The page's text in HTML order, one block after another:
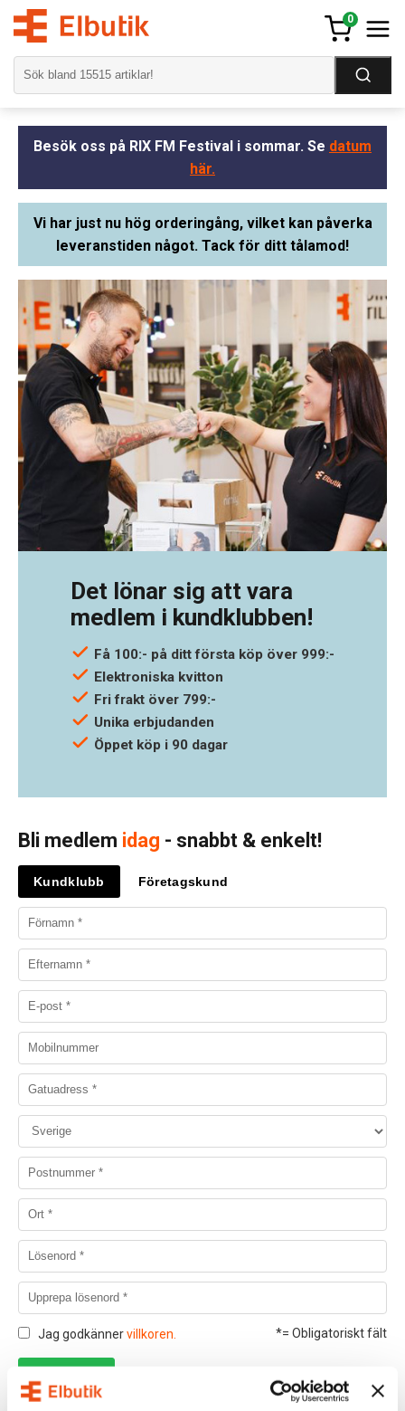
0
Besök oss på RIX FM Festival i sommar. Se datum
här.
Vi har just nu hög orderingång, vilket kan påverka
leveranstiden något. Tack för ditt tålamod!
Det lönar sig att vara
medlem i kundklubben!
Få 100:- på ditt första köp över 999:-
Elektroniska kvitton
Fri frakt över 799:-
Unika erbjudanden
Öppet köp i 90 dagar
Bli medlem idag - snabbt & enkelt!
Jag godkännervillkoren. *= Obligatoriskt fält